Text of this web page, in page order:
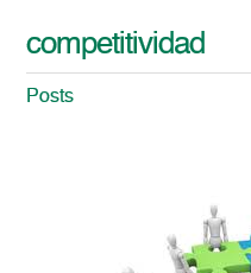
competitividad
Posts